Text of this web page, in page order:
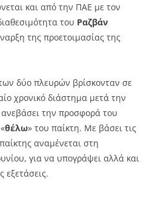
και από την ΠΑΕ με τον
του Ραζβάν
της προετοιμασίας της
δύο πλευρών βρίσκονταν σε
χρονικό διάστημα μετά την
την προσφορά του
θέλω» του παίκτη. Με βάσει τις
αναμένεται στη
για να υπογράψει αλλά και
εξετάσεις.